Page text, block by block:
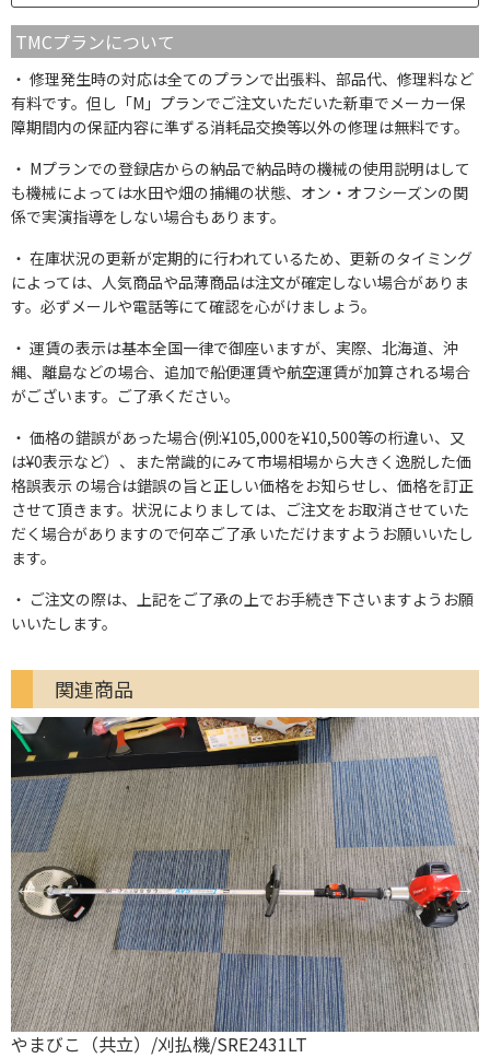
TMCプランについて
修理発生時の対応は全てのプランで出張料、部品代、修理料など
有料です。但し「M」プランでご注文いただいた新車でメーカー保
障期間内の保証内容に準ずる消耗品交換等以外の修理は無料です。
Mプランでの登録店からの納品で納品時の機械の使用説明はして
も機械によっては水田や畑の捕縄の状態、オン・オフシーズンの関
係で実演指導をしない場合もあります。
在庫状況の更新が定期的に行われているため、更新のタイミング
によっては、人気商品や品薄商品は注文が確定しない場合がありま
す。必ずメールや電話等にて確認を心がけましょう。
運賃の表示は基本全国一律で御座いますが、実際、北海道、沖
縄、離島などの場合、追加で船便運賃や航空運賃が加算される場合
がございます。ご了承ください。
価格の錯誤があった場合(例:¥105,000を¥10,500等の桁違い、又
は¥0表示など）、また常識的にみて市場相場から大きく逸脱した価
格誤表示 の場合は錯誤の旨と正しい価格をお知らせし、価格を訂正
させて頂きます。状況によりましては、ご注文をお取消させていた
だく場合がありますので何卒ご了承 いただけますようお願いいたし
ます。
ご注文の際は、上記をご了承の上でお手続き下さいますようお願
いいたします。
関連商品
やまびこ（共立）/刈払機/SRE2431LT